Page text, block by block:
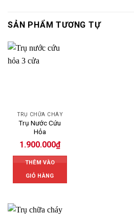
SẢN PHẨM TƯƠNG TỰ
TRỤ CHỮA CHÁY
Trụ Nước Cứu
Hỏa
1.900.000₫
THÊM VÀO
GIỎ HÀNG